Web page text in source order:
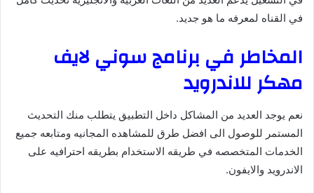
في القناه لمعرفه ما هو جديد.
المخاطر في برنامج سوني لايف
مهكر للاندرويد
نعم يوجد العديد من المشاكل داخل التطبيق يتطلب منك التحديث
المستمر للوصول الى افضل طرق للمشاهده المجانيه ومتابعه جميع
الخدمات المتخصصه في طريقه الاستخدام بطريقه احترافيه على
الاندرويد والايفون.